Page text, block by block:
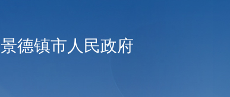
景德镇市人民政府